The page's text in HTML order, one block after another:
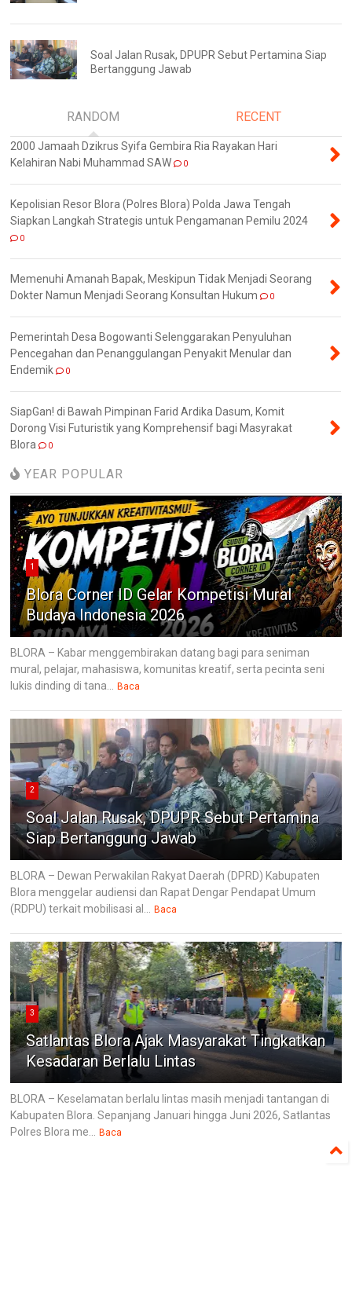
Soal Jalan Rusak, DPUPR Sebut Pertamina Siap
Bertanggung Jawab
RANDOM RECENT
2000 Jamaah Dzikrus Syifa Gembira Ria Rayakan Hari
Kelahiran Nabi Muhammad SAW
0
Kepolisian Resor Blora (Polres Blora) Polda Jawa Tengah
Siapkan Langkah Strategis untuk Pengamanan Pemilu 2024
0
Memenuhi Amanah Bapak, Meskipun Tidak Menjadi Seorang
Dokter Namun Menjadi Seorang Konsultan Hukum
0
Pemerintah Desa Bogowanti Selenggarakan Penyuluhan
Pencegahan dan Penanggulangan Penyakit Menular dan
Endemik
0
SiapGan! di Bawah Pimpinan Farid Ardika Dasum, Komit
Dorong Visi Futuristik yang Komprehensif bagi Masyrakat
Blora
0
YEAR POPULAR
1
Blora Corner ID Gelar Kompetisi Mural
Budaya Indonesia 2026
BLORA – Kabar menggembirakan datang bagi para seniman
mural, pelajar, mahasiswa, komunitas kreatif, serta pecinta seni
lukis dinding di tana...
Baca
2
Soal Jalan Rusak, DPUPR Sebut Pertamina
Siap Bertanggung Jawab
BLORA – Dewan Perwakilan Rakyat Daerah (DPRD) Kabupaten
Blora menggelar audiensi dan Rapat Dengar Pendapat Umum
(RDPU) terkait mobilisasi al...
Baca
3
Satlantas Blora Ajak Masyarakat Tingkatkan
Kesadaran Berlalu Lintas
BLORA – Keselamatan berlalu lintas masih menjadi tantangan di
Kabupaten Blora. Sepanjang Januari hingga Juni 2026, Satlantas
Polres Blora me...
Baca